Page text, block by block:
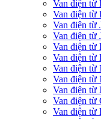
Van điện từ
Van điện từ
Van điện từ
Van điện từ
Van điện từ
Van điện từ
Van điện từ
Van điện từ
Van điện từ
Van điện từ
Van điện từ